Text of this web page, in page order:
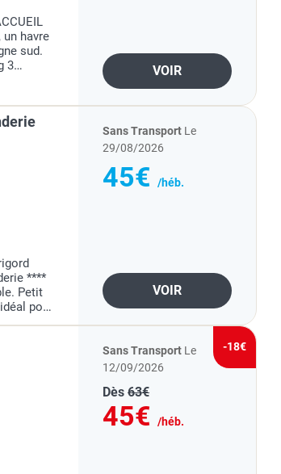
un havre
sud.
3
VOIR
****
Petit
pour
Sans Transport Le
29/08/2026
45€ /héb.
VOIR
Sans Transport Le
12/09/2026
Dès 63€
45€ /héb.
-18€